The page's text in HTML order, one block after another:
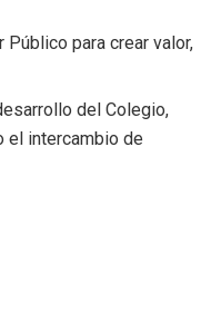
para crear valor,
del Colegio,
el intercambio de